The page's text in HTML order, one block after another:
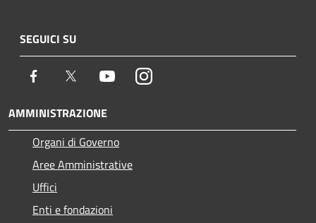
SEGUICI SU
Facebook Twitter YoutubeInstagram
AMMINISTRAZIONE
Organi di Governo
Aree Amministrative
Uffici
Enti e fondazioni